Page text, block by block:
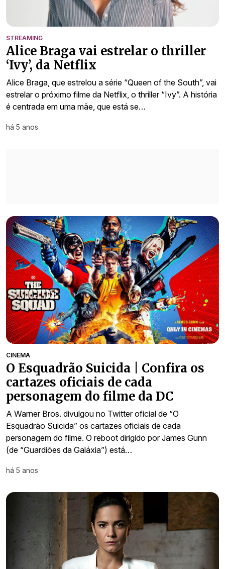
STREAMING
Alice Braga vai estrelar o thriller
‘Ivy’, da Netflix
Alice Braga, que estrelou a série “Queen of the South”, vai
estrelar o próximo filme da Netflix, o thriller “Ivy”. A história
é centrada em uma mãe, que está se…
há 5 anos
CINEMA
O Esquadrão Suicida | Confira os
cartazes oficiais de cada
personagem do filme da DC
A Warner Bros. divulgou no Twitter oficial de “O
Esquadrão Suicida” os cartazes oficiais de cada
personagem do filme. O reboot dirigido por James Gunn
(de “Guardiões da Galáxia”) está…
há 5 anos